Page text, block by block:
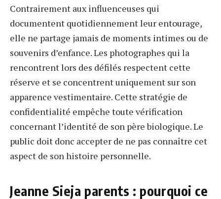
Contrairement aux influenceuses qui
documentent quotidiennement leur entourage,
elle ne partage jamais de moments intimes ou de
souvenirs d’enfance. Les photographes qui la
rencontrent lors des défilés respectent cette
réserve et se concentrent uniquement sur son
apparence vestimentaire. Cette stratégie de
confidentialité empêche toute vérification
concernant l’identité de son père biologique. Le
public doit donc accepter de ne pas connaître cet
aspect de son histoire personnelle.
Jeanne Sieja parents : pourquoi ce